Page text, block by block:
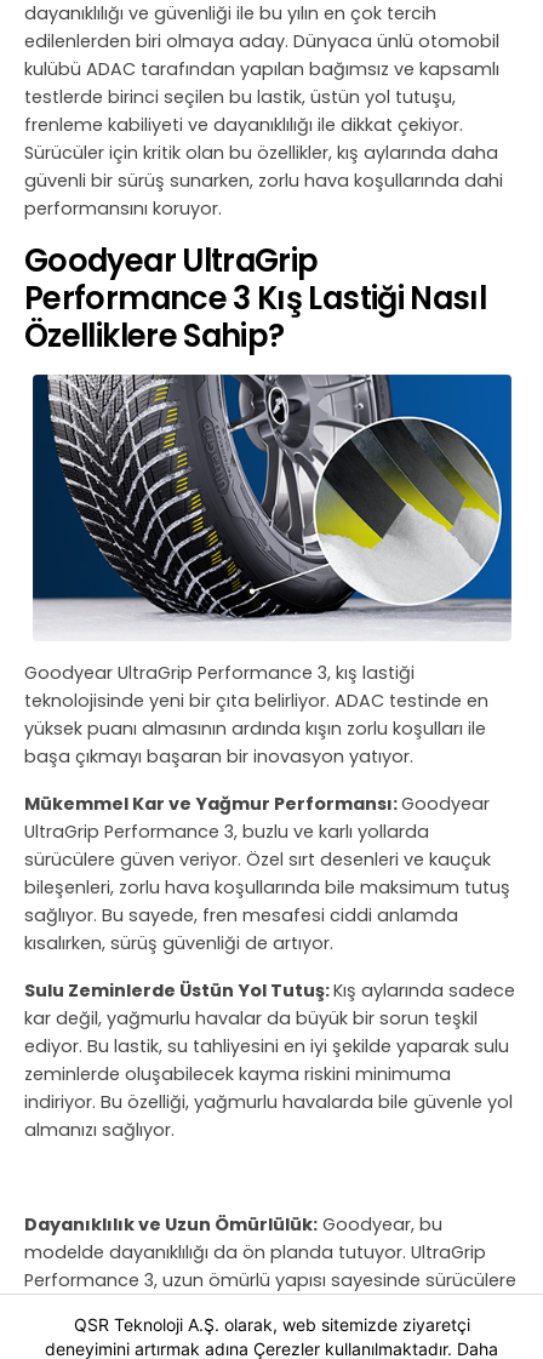
dayanıklılığı ve güvenliği ile bu yılın en çok tercih
edilenlerden biri olmaya aday. Dünyaca ünlü otomobil
kulübü ADAC tarafından yapılan bağımsız ve kapsamlı
testlerde birinci seçilen bu lastik, üstün yol tutuşu,
frenleme kabiliyeti ve dayanıklılığı ile dikkat çekiyor.
Sürücüler için kritik olan bu özellikler, kış aylarında daha
güvenli bir sürüş sunarken, zorlu hava koşullarında dahi
performansını koruyor.
Goodyear UltraGrip
Performance 3 Kış Lastiği Nasıl
Özelliklere Sahip?
Goodyear UltraGrip Performance 3, kış lastiği
teknolojisinde yeni bir çıta belirliyor. ADAC testinde en
yüksek puanı almasının ardında kışın zorlu koşulları ile
başa çıkmayı başaran bir inovasyon yatıyor.
Mükemmel Kar ve Yağmur Performansı:Goodyear
UltraGrip Performance 3, buzlu ve karlı yollarda
sürücülere güven veriyor. Özel sırt desenleri ve kauçuk
bileşenleri, zorlu hava koşullarında bile maksimum tutuş
sağlıyor. Bu sayede, fren mesafesi ciddi anlamda
kısalırken, sürüş güvenliği de artıyor.
Sulu Zeminlerde Üstün Yol Tutuş:Kış aylarında sadece
kar değil, yağmurlu havalar da büyük bir sorun teşkil
ediyor. Bu lastik, su tahliyesini en iyi şekilde yaparak sulu
zeminlerde oluşabilecek kayma riskini minimuma
indiriyor. Bu özelliği, yağmurlu havalarda bile güvenle yol
almanızı sağlıyor.
Dayanıklılık ve Uzun Ömürlülük: Goodyear, bu
modelde dayanıklılığı da ön planda tutuyor. UltraGrip
Performance 3, uzun ömürlü yapısı sayesinde sürücülere
büyük bir avantaj sağlıyor, çünkü lastiğin sık sık
QSR Teknoloji A.Ş. olarak, web sitemizde ziyaretçi
deneyimini artırmak adına Çerezler kullanılmaktadır. Daha